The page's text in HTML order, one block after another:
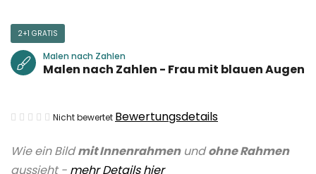
Wie ein Bildmit Innenrahmenundohne Rahmen
aussieht - mehr Details hier
2+1 GRATIS
Malen nach Zahlen
Malen nach Zahlen - Frau mit blauen Augen
Die
Produktbewertung
Nicht bewertet Bewertungsdetails